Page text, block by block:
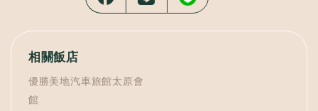
相關飯店
優勝美地汽車旅館太原會
館